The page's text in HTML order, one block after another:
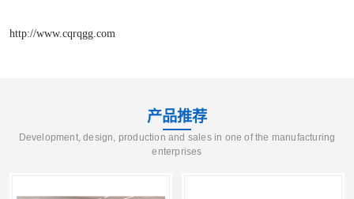
http://www.cqrqgg.com
产品推荐
Development, design, production and sales in one of the manufacturing
enterprises